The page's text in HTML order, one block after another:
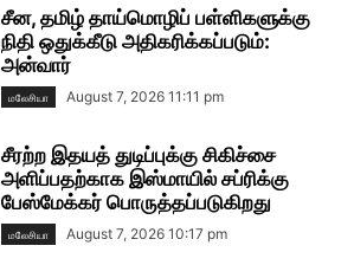
சீன, தமிழ் தாய்மொழிப் பள்ளிகளுக்கு
நிதி ஒதுக்கீடு அதிகரிக்கப்படும்:
அன்வார்
மலேசியா August 7, 2026 11:11 pm
சீரற்ற இதயத் துடிப்புக்கு சிகிச்சை
அளிப்பதற்காக இஸ்மாயில் சப்ரிக்கு
பேஸ்மேக்கர் பொருத்தப்படுகிறது
மலேசியா August 7, 2026 10:17 pm